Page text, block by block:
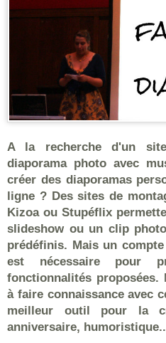
A la recherche d'un
diaporama photo avec
créer des diaporamas
ligne ? Des sites de
Kizoa ou Stupéflix
slideshow ou un clip
prédéfinis. Mais un
est nécessaire pour
fonctionnalités
à faire connaissance avec
meilleur outil pour la
anniversaire, humoristique..